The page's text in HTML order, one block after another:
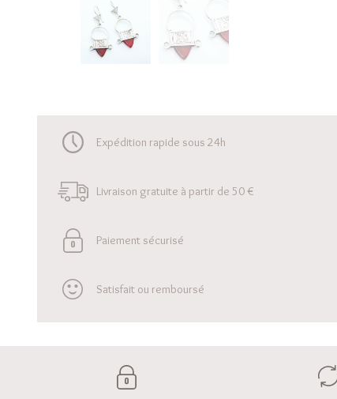
Expédition rapide sous 24h
Livraison gratuite à partir de 50 €
Paiement sécurisé
Satisfait ou remboursé